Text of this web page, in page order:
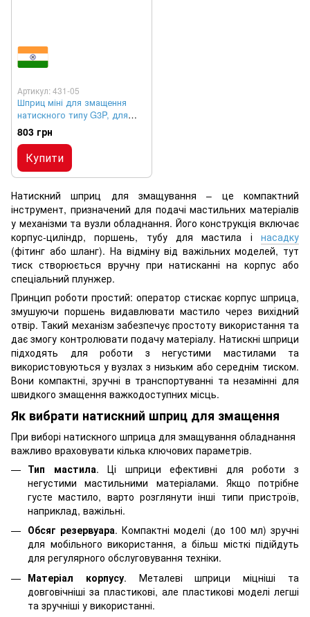
Артикул: 431-05
Шприц міні для змащення
натискного типу G3P, для
конусних прес-маслюк
803 грн
Купити
Натискний шприц для змащування – це компактний
інструмент, призначений для подачі мастильних матеріалів
у механізми та вузли обладнання. Його конструкція включає
корпус-циліндр, поршень, тубу для мастила і насадку
(фітинг або шланг). На відміну від важільних моделей, тут
тиск створюється вручну при натисканні на корпус або
спеціальний плунжер.
Принцип роботи простий: оператор стискає корпус шприца,
змушуючи поршень видавлювати мастило через вихідний
отвір. Такий механізм забезпечує простоту використання та
дає змогу контролювати подачу матеріалу. Натискні шприци
підходять для роботи з негустими мастилами та
використовуються у вузлах з низьким або середнім тиском.
Вони компактні, зручні в транспортуванні та незамінні для
швидкого змащення важкодоступних місць.
Як вибрати натискний шприц для змащення
При виборі натискного шприца для змащування обладнання
важливо враховувати кілька ключових параметрів.
Тип мастила. Ці шприци ефективні для роботи з
негустими мастильними матеріалами. Якщо потрібне
густе мастило, варто розглянути інші типи пристроїв,
наприклад, важільні.
Обсяг резервуара. Компактні моделі (до 100 мл) зручні
для мобільного використання, а більш місткі підійдуть
для регулярного обслуговування техніки.
Матеріал корпусу. Металеві шприци міцніші та
довговічніші за пластикові, але пластикові моделі легші
та зручніші у використанні.